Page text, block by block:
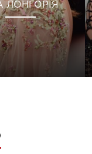
ЛОНГОРІЯ